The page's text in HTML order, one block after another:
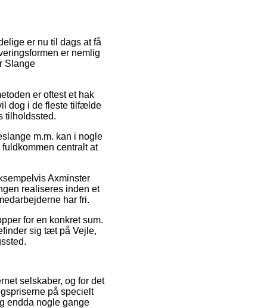
er nu til dags at få
er nemlig
Slange
er oftest et hak
dog i de fleste tilfælde
tilholdssted.
m.m. kan i nogle
centralt at
Axminster
realiseres inden et
har fri.
for en konkret sum.
sig tæt på Vejle,
selskaber, og for det
på specielt
endda nogle gange